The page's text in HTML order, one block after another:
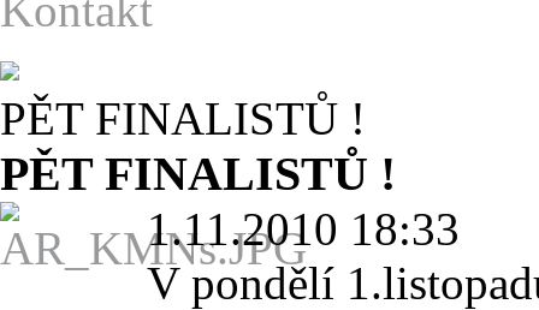
PĚT FINALISTŮ !
PĚT FINALISTŮ !
1.11.2010 18:33
V pondělí